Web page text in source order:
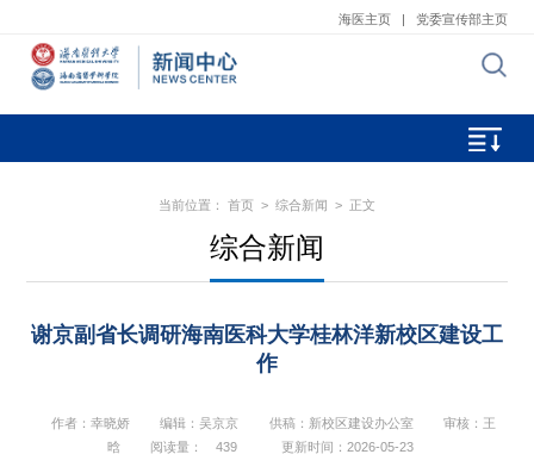
海医主页 | 党委宣传部主页
当前位置： 首页 > 综合新闻 > 正文
综合新闻
谢京副省长调研海南医科大学桂林洋新校区建设工
作
作者：幸晓娇 编辑：吴京京 供稿：新校区建设办公室
审核：王
晗
阅读量： 439 更新时间：2026-05-23